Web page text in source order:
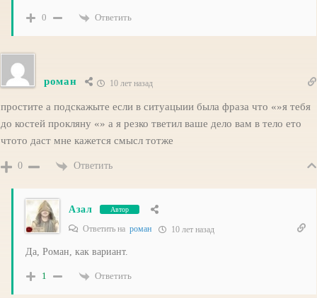
0 Ответить
роман 10 лет назад
простите а подскажыте если в ситуацыии была фраза что «»я тебя
до костей прокляну «» а я резко тветил ваше дело вам в тело ето
чтото даст мне кажется смысл тотже
0 Ответить
Азал Автор
Ответить на роман 10 лет назад
Да, Роман, как вариант.
1 Ответить